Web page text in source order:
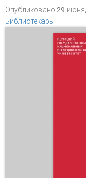
Опубликовано 29
Библиотекарь